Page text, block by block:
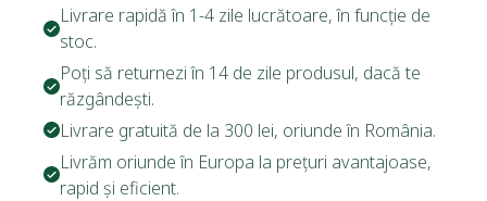
Livrare rapidă în 1-4 zile lucrătoare, în funcție de
stoc.
Poți să returnezi în 14 de zile produsul, dacă te
răzgândești.
Livrare gratuită de la 300 lei, oriunde în România.
Livrăm oriunde în Europa la prețuri avantajoase,
rapid și eficient.